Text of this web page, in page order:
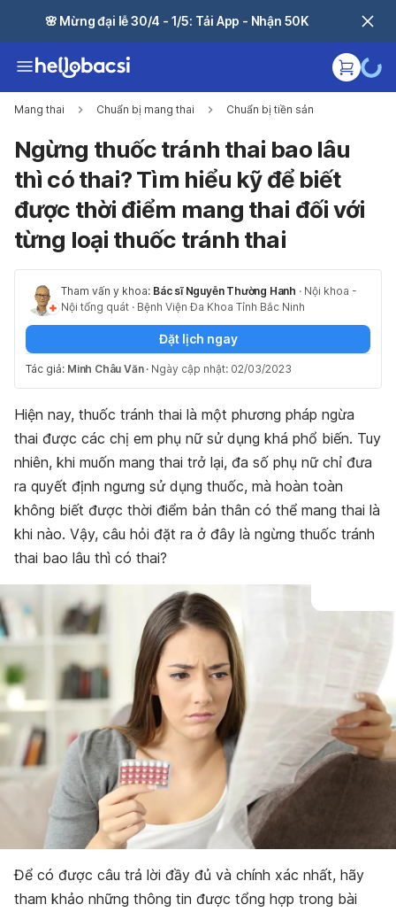
🌸 Mừng đại lễ 30/4 - 1/5: Tải App - Nhận 50K
Mang thai Chuẩn bị mang thai Chuẩn bị tiền sản
Ngừng thuốc tránh thai bao lâu
thì có thai? Tìm hiểu kỹ để biết
được thời điểm mang thai đối với
từng loại thuốc tránh thai
Tham vấn y khoa: Bác sĩ Nguyễn Thường Hanh · Nội khoa -
Nội tổng quát · Bệnh Viện Đa Khoa Tỉnh Bắc Ninh
Đặt lịch ngay
Tác giả: Minh Châu Văn · Ngày cập nhật: 02/03/2023
Hiện nay, thuốc tránh thai là một phương pháp ngừa
thai được các chị em phụ nữ sử dụng khá phổ biến. Tuy
nhiên, khi muốn mang thai trở lại, đa số phụ nữ chỉ đưa
ra quyết định ngưng sử dụng thuốc, mà hoàn toàn
không biết được thời điểm bản thân có thể mang thai là
khi nào. Vậy, câu hỏi đặt ra ở đây là ngừng thuốc tránh
thai bao lâu thì có thai?
Để có được câu trả lời đầy đủ và chính xác nhất, hãy
tham khảo những thông tin được tổng hợp trong bài